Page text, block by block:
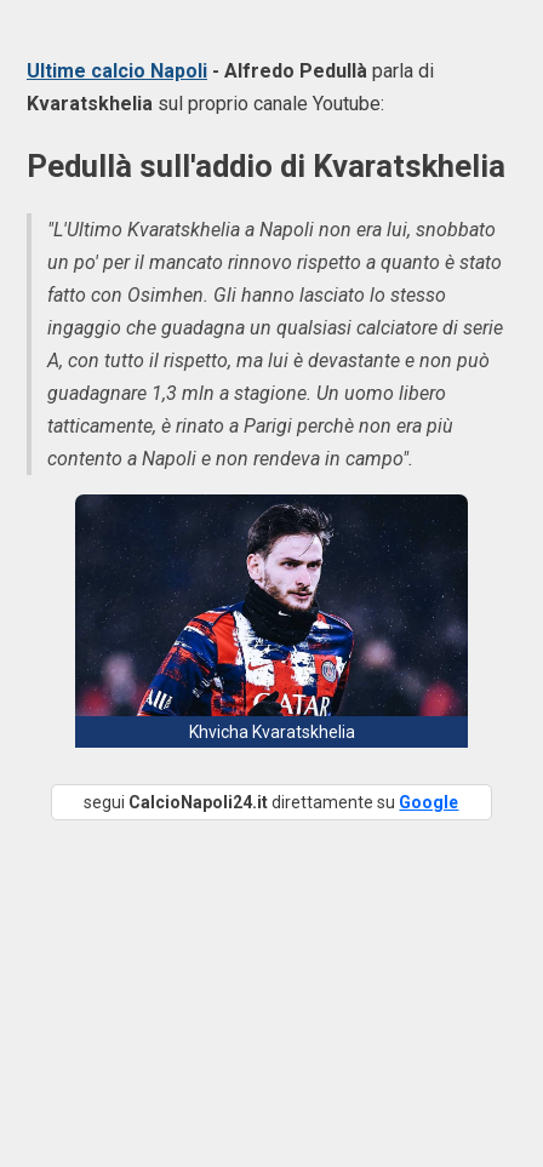
Ultime calcio Napoli - Alfredo Pedullà parla di
Kvaratskhelia sul proprio canale Youtube:
Pedullà sull'addio di Kvaratskhelia
"L'Ultimo Kvaratskhelia a Napoli non era lui, snobbato
un po' per il mancato rinnovo rispetto a quanto è stato
fatto con Osimhen. Gli hanno lasciato lo stesso
ingaggio che guadagna un qualsiasi calciatore di serie
A, con tutto il rispetto, ma lui è devastante e non può
guadagnare 1,3 mln a stagione. Un uomo libero
tatticamente, è rinato a Parigi perchè non era più
contento a Napoli e non rendeva in campo".
Khvicha Kvaratskhelia
segui CalcioNapoli24.itdirettamente su Google